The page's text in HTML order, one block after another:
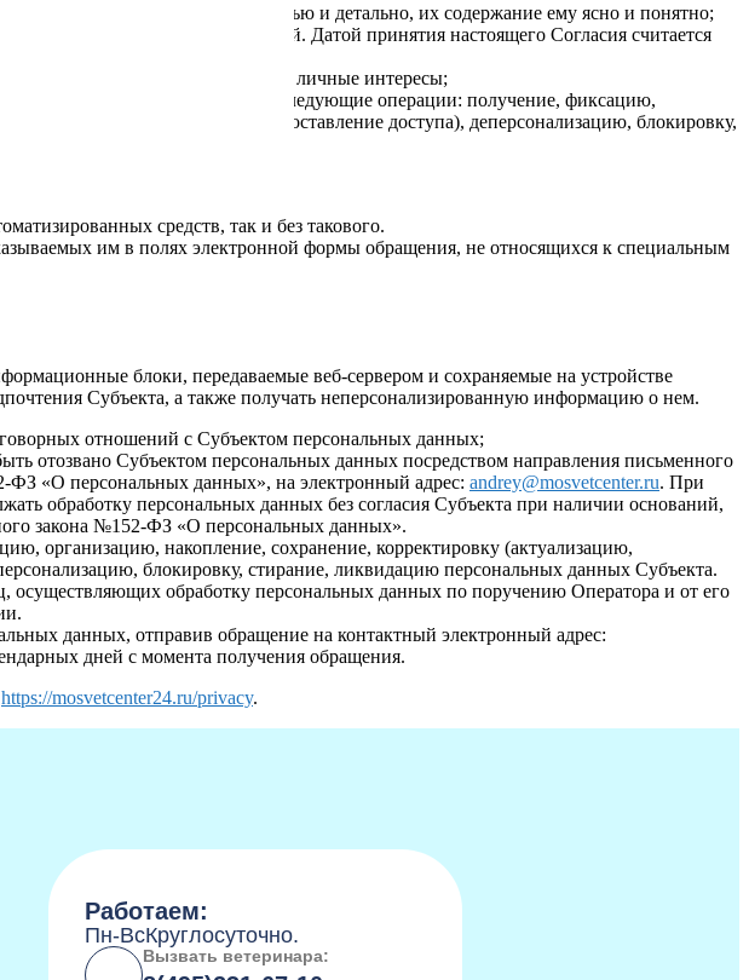
данных им изучены полностью и детально, их содержание ему ясно и понятно;
либо условий и ограничений. Датой принятия настоящего Согласия считается
заявку»;
самостоятельно и преследует личные интересы;
данных охватывает следующие операции: получение, фиксацию,
применение, передачу (предоставление доступа), деперсонализацию, блокировку,
средств, так и без такового.
им в полях электронной формы обращения, не относящихся к специальным
блоки, передаваемые веб-сервером и сохраняемые на устройстве
Субъекта, а также получать неперсонализированную информацию о нем.
отношений с Субъектом персональных данных;
отозвано Субъектом персональных данных посредством направления письменного
ФЗ «О персональных данных», на электронный адрес: andrey@mosvetcenter.ru. При
обработку персональных данных без согласия Субъекта при наличии оснований,
закона №152-ФЗ «О персональных данных».
организацию, накопление, сохранение, корректировку (актуализацию,
блокировку, стирание, ликвидацию персональных данных Субъекта.
осуществляющих обработку персональных данных по поручению Оператора и от его
данных, отправив обращение на контактный электронный адрес:
дней с момента получения обращения.
https://mosvetcenter24.ru/privacy.
Работаем:
Пн-ВсКруглосуточно.
Вызвать ветеринара: